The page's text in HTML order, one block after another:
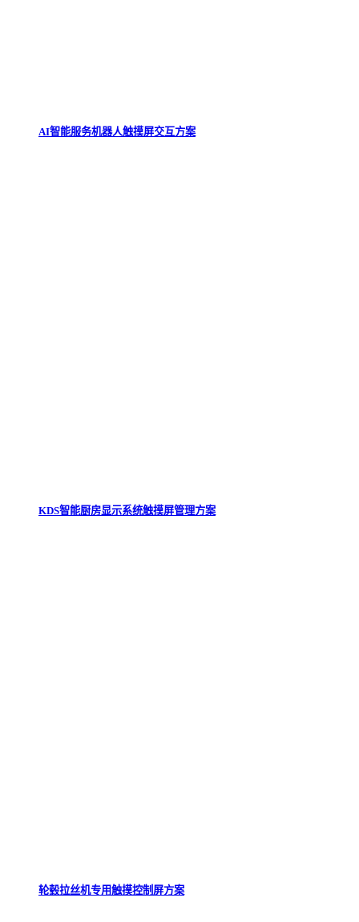
AI智能服务机器人触摸屏交互方案
KDS智能厨房显示系统触摸屏管理方案
轮毂拉丝机专用触摸控制屏方案